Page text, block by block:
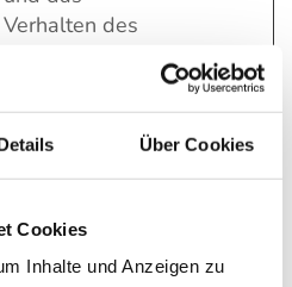
Über Cookies
Cookies
Inhalte und Anzeigen zu
Verhalten des
den Besucher
über Geräte und
Marketingkanäle